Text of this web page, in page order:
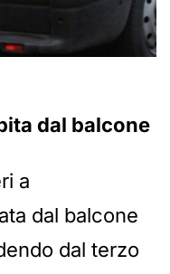
dal balcone
a
dal balcone
dal terzo